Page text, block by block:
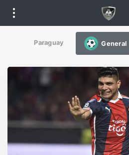
Paraguay General